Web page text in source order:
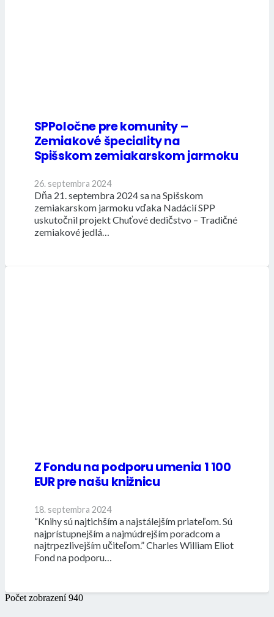
SPPoločne pre komunity –
Zemiakové špeciality na
Spišskom zemiakarskom jarmoku
26. septembra 2024
Dňa 21. septembra 2024 sa na Spišskom
zemiakarskom jarmoku vďaka Nadácií SPP
uskutočnil projekt Chuťové dedičstvo – Tradičné
zemiakové jedlá…
Z Fondu na podporu umenia 1 100
EUR pre našu knižnicu
18. septembra 2024
“Knihy sú najtichším a najstálejším priateľom. Sú
najprístupnejším a najmúdrejším poradcom a
najtrpezlivejším učiteľom.” Charles William Eliot
Fond na podporu…
Počet zobrazení940